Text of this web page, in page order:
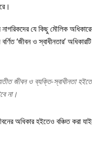
নাগরিকদের যে কিছু মৌলিক
‘জীবন ও স্বাধীনতার’
জীবন ও ব্যক্তি-স্বাধীনতা
না।
অধিকার হইতেও বঞ্চিত করা